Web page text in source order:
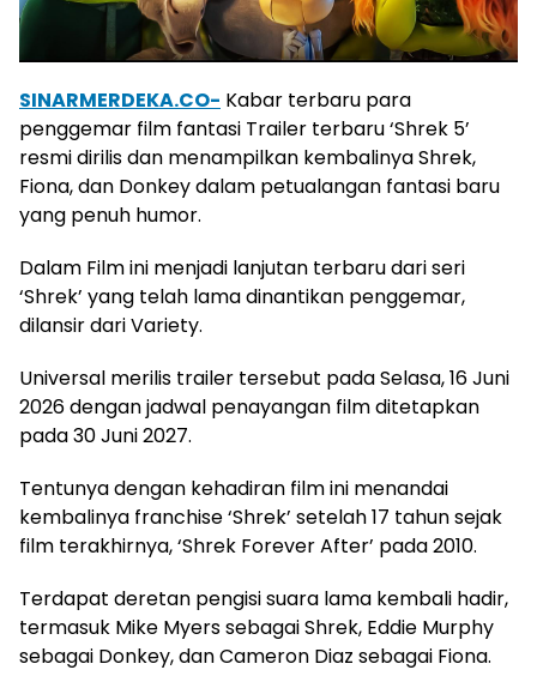
SINARMERDEKA.CO- Kabar terbaru para
penggemar film fantasi Trailer terbaru ‘Shrek 5’
resmi dirilis dan menampilkan kembalinya Shrek,
Fiona, dan Donkey dalam petualangan fantasi baru
yang penuh humor.
Dalam Film ini menjadi lanjutan terbaru dari seri
‘Shrek’ yang telah lama dinantikan penggemar,
dilansir dari Variety.
Universal merilis trailer tersebut pada Selasa, 16 Juni
2026 dengan jadwal penayangan film ditetapkan
pada 30 Juni 2027.
Tentunya dengan kehadiran film ini menandai
kembalinya franchise ‘Shrek’ setelah 17 tahun sejak
film terakhirnya, ‘Shrek Forever After’ pada 2010.
Terdapat deretan pengisi suara lama kembali hadir,
termasuk Mike Myers sebagai Shrek, Eddie Murphy
sebagai Donkey, dan Cameron Diaz sebagai Fiona.